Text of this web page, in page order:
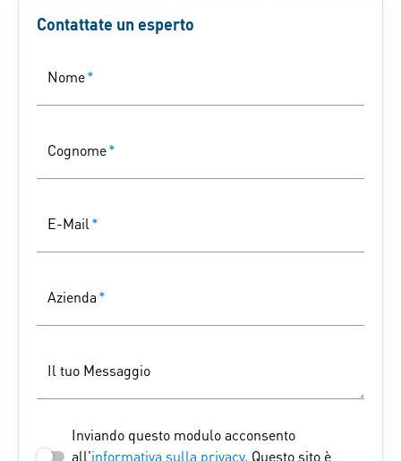
Contattate un esperto
Nome*
Cognome*
E-Mail *
Azienda*
Il tuo Messaggio
Inviando questo modulo acconsento
all'informativa sulla privacy. Questo sito è